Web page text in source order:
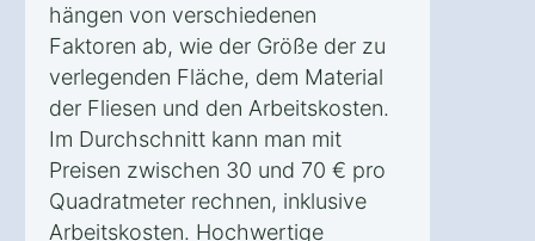
hängen von verschiedenen
Faktoren ab, wie der Größe der zu
verlegenden Fläche, dem Material
der Fliesen und den Arbeitskosten.
Im Durchschnitt kann man mit
Preisen zwischen 30 und 70 € pro
Quadratmeter rechnen, inklusive
Arbeitskosten. Hochwertige